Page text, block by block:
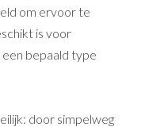
om ervoor te
is voor
bepaald type
door simpelweg